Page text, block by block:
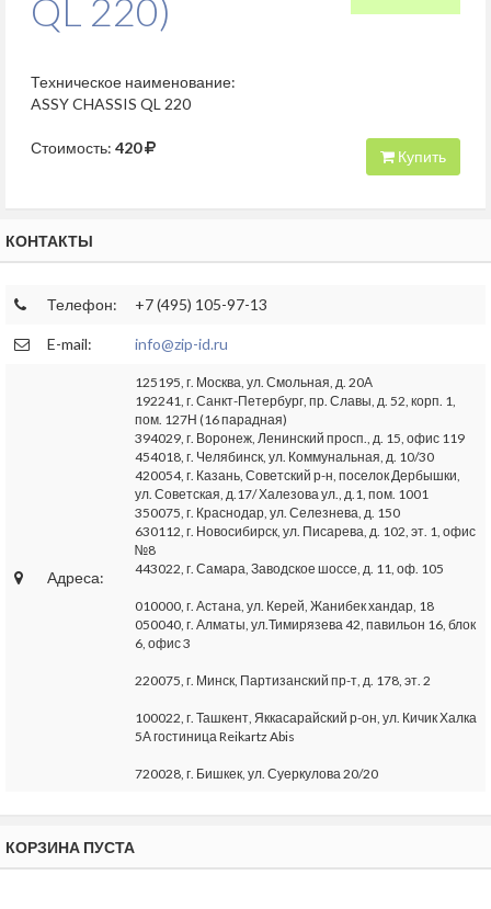
QL 220)
Техническое наименование:
ASSY CHASSIS QL 220
Стоимость: 420 Купить
КОНТАКТЫ
Телефон: +7 (495) 105-97-13
E-mail: info@zip-id.ru
Адреса:
125195, г. Москва, ул. Смольная, д. 20А
192241, г. Санкт-Петербург, пр. Славы, д. 52, корп. 1,
пом. 127Н (16 парадная)
394029, г. Воронеж, Ленинский просп., д. 15, офис 119
454018, г. Челябинск, ул. Коммунальная, д. 10/30
420054, г. Казань, Советский р-н, поселок Дербышки,
ул. Советская, д.17/ Халезова ул., д.1, пом. 1001
350075, г. Краснодар, ул. Селезнева, д. 150
630112, г. Новосибирск, ул. Писарева, д. 102, эт. 1, офис
№8
443022, г. Самара, Заводское шоссе, д. 11, оф. 105
010000, г. Астана, ул. Керей, Жанибек хандар, 18
050040, г. Алматы, ул.Тимирязева 42, павильон 16, блок
6, офис 3
220075, г. Минск, Партизанский пр-т, д. 178, эт. 2
100022, г. Ташкент, Яккасарайский р-он, ул. Кичик Халка
5А гостиница Reikartz Abis
720028, г. Бишкек, ул. Суеркулова 20/20
КОРЗИНА ПУСТА